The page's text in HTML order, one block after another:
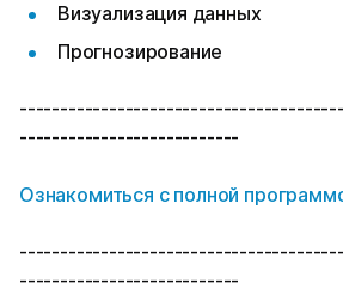
Визуализация данных
Прогнозирование
---------------------------
Ознакомиться с полной про